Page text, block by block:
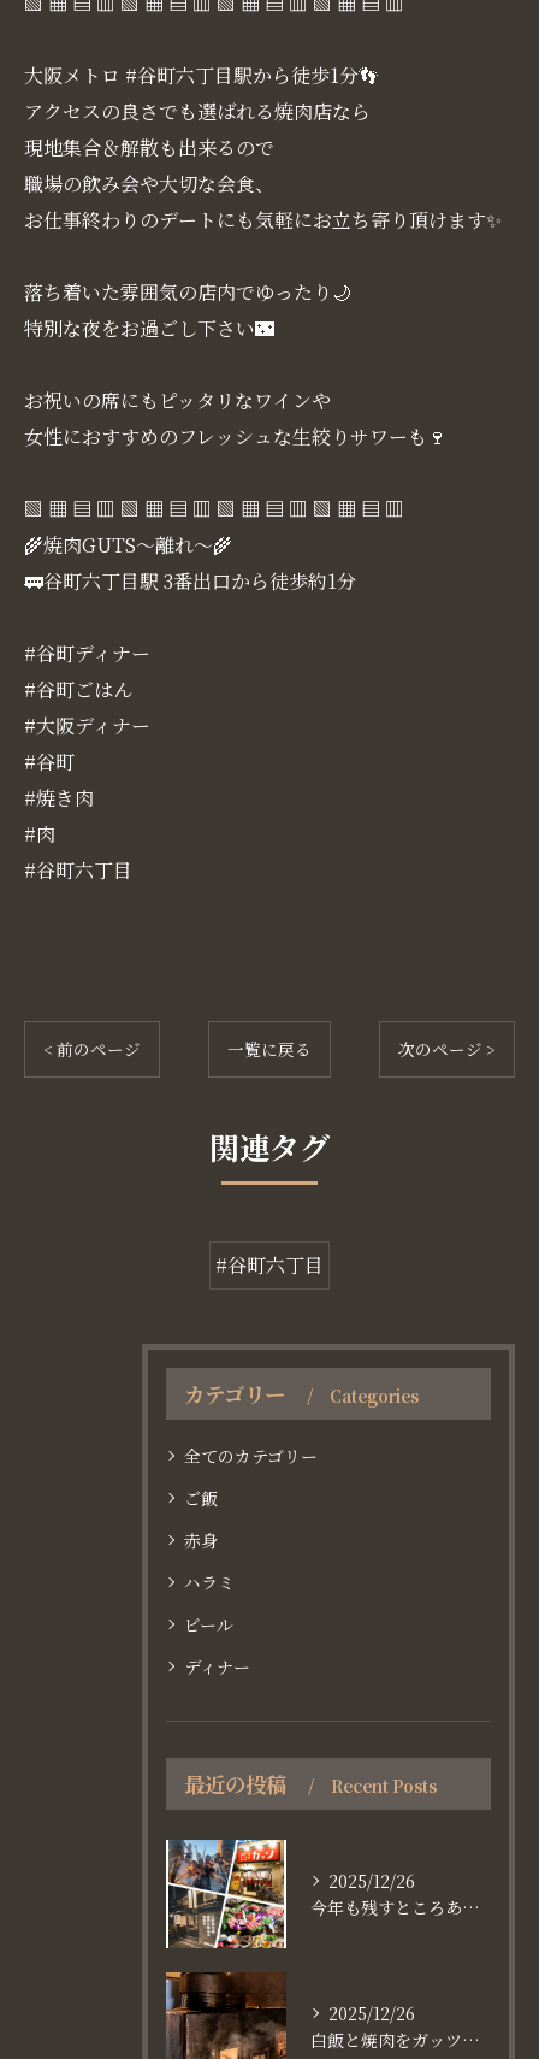
大阪メトロ #谷町六丁目駅から徒歩1分👣
アクセスの良さでも選ばれる焼肉店なら
現地集合＆解散も出来るので
職場の飲み会や大切な会食、
お仕事終わりのデートにも気軽にお立ち寄り頂けます✨
落ち着いた雰囲気の店内でゆったり🌙
特別な夜をお過ごし下さい🌃
お祝いの席にもピッタリなワインや
女性におすすめのフレッシュな生絞りサワーも🍷
▧ ▦ ▤ ▥ ▧ ▦ ▤ ▥ ▧ ▦ ▤ ▥ ▧ ▦ ▤ ▥
🌾焼肉GUTS～離れ～🌾
🚃谷町六丁目駅 3番出口から徒歩約1分
#谷町ディナー
#谷町ごはん
#大阪ディナー
#谷町
#焼き肉
#肉
#谷町六丁目
< 前のページ 一覧に戻る 次のページ >
関連タグ
#谷町六丁目
カテゴリー Categories
全てのカテゴリー
ご飯
赤身
ハラミ
ビール
ディナー
最近の投稿 Recent Posts
2025/12/26
今年も残すところあと、6日。
2025/12/26
白飯と焼肉をガッツり食べたいなら